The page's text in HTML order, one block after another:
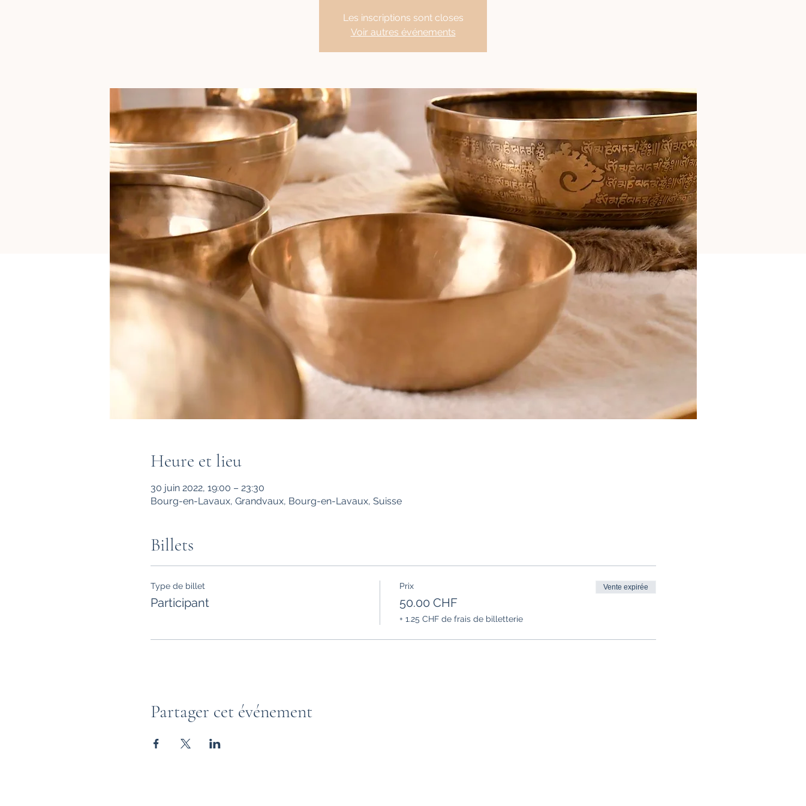
Acompte
Les inscriptions sont closes
Voir autres événements
Heure et lieu
30 juin 2022, 19:00 – 23:30
Bourg-en-Lavaux, Grandvaux, Bourg-en-Lavaux, Suisse
Billets
Type de billet
Participant
Prix
50.00 CHF
+ 1.25 CHF de frais de billetterie
Vente expirée
Partager cet événement